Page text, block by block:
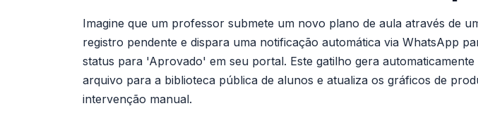
Imagine que um professor submete um novo plano de aula através de
registro pendente e dispara uma notificação automática via WhatsApp
status para 'Aprovado' em seu portal. Este gatilho gera
arquivo para a biblioteca pública de alunos e atualiza os gráficos de
intervenção manual.